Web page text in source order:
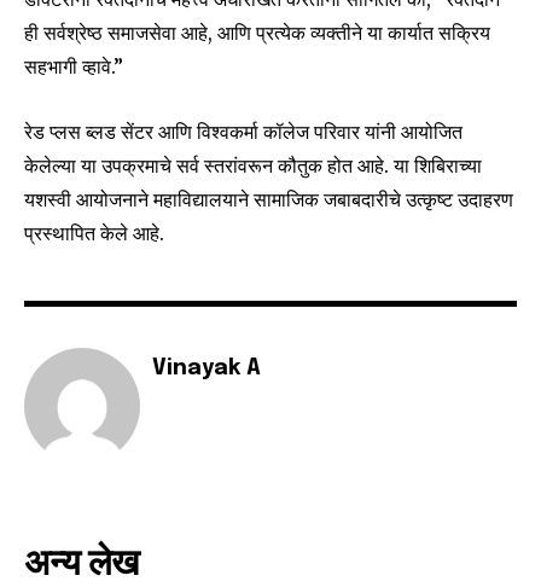
To subscribe, simply enter your email address on our website
or click the subscribe button below. Don't worry, we respect
safe with us.
I've read and accept the
6,300
ही सर्वश्रेष्ठ समाजसेवा आहे, आणि प्रत्येक व्यक्तीने या कार्यात सक्रिय
सहभागी व्हावे.”
रेड प्लस ब्लड सेंटर आणि विश्वकर्मा कॉलेज परिवार यांनी आयोजित
केलेल्या या उपक्रमाचे सर्व स्तरांवरून कौतुक होत आहे. या शिबिराच्या
यशस्वी आयोजनाने महाविद्यालयाने सामाजिक जबाबदारीचे उत्कृष्ट उदाहरण
प्रस्थापित केले आहे.
Vinayak A
अन्य लेख